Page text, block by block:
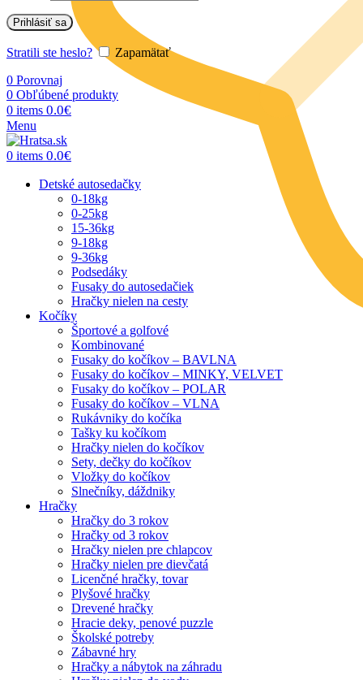
Prihlásiť sa
Stratili ste heslo?
Zapamätať
0 Porovnaj
0 Obľúbené produkty
0 items 0.0€
Menu
0 items 0.0€
Detské autosedačky
0-18kg
0-25kg
15-36kg
9-18kg
9-36kg
Podsedáky
Fusaky do autosedačiek
Hračky nielen na cesty
Kočíky
Športové a golfové
Kombinované
Fusaky do kočíkov – BAVLNA
Fusaky do kočíkov – MINKY, VELVET
Fusaky do kočíkov – POLAR
Fusaky do kočíkov – VLNA
Rukávniky do kočíka
Tašky ku kočíkom
Hračky nielen do kočíkov
Sety, dečky do kočíkov
Vložky do kočíkov
Slnečníky, dáždniky
Hračky
Hračky do 3 rokov
Hračky od 3 rokov
Hračky nielen pre chlapcov
Hračky nielen pre dievčatá
Licenčné hračky, tovar
Plyšové hračky
Drevené hračky
Hracie deky, penové puzzle
Školské potreby
Zábavné hry
Hračky a nábytok na záhradu